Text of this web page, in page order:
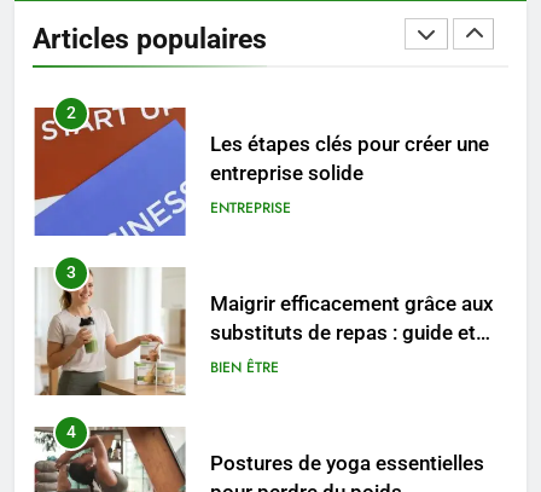
Articles populaires
reviennent chaque année
MODE
2
Les étapes clés pour créer une
entreprise solide
ENTREPRISE
3
Maigrir efficacement grâce aux
substituts de repas : guide et
conseils pratiques
BIEN ÊTRE
4
Postures de yoga essentielles